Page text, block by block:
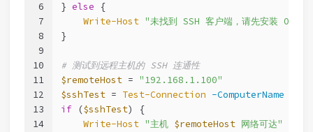
6
7
8
9
10
11
12
13
14
} else {
Write-Host "未找到 SSH 客户端，请先安装
}
# 测试到远程主机的 SSH 连通性
$remoteHost = "192.168.1.100"
$sshTest = Test-Connection -ComputerName
if ($sshTest) {
Write-Host "主机 $remoteHost 网络可达"